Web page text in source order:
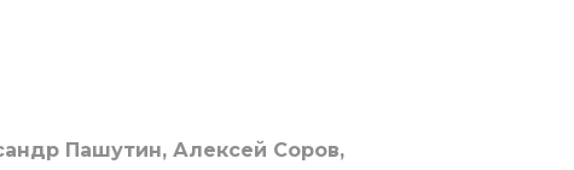
Пашутин, Алексей Соров,